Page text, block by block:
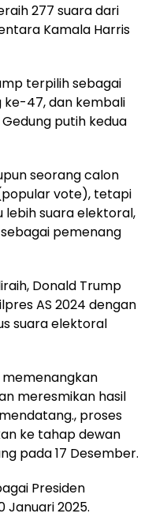
277 suara dari
Kamala Harris
terpilih sebagai
ke-47, dan kembali
putih kedua
seorang calon
vote), tetapi
suara elektoral,
pemenang
Donald Trump
AS 2024 dengan
suara elektoral
meresmikan hasil
proses
ke tahap dewan
pada 17 Desember.
Presiden
Januari 2025.